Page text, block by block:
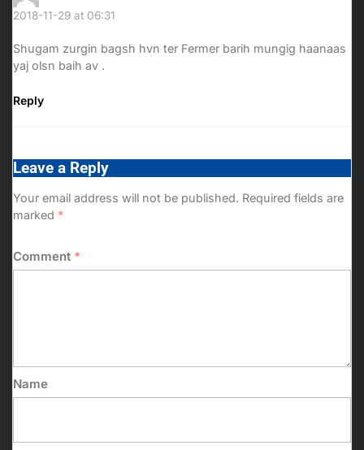
2018-11-29 at 06:31
Shugam zurgin bagsh hvn ter Fermer barih mungig haanaas
yaj olsn baih av .
Reply
Leave a Reply
Your email address will not be published. Required fields are
marked *
Comment *
Name